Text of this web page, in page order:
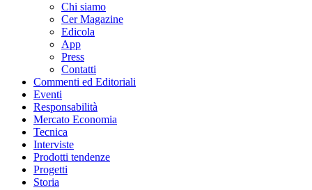
Chi siamo
Cer Magazine
Edicola
App
Press
Contatti
Commenti ed Editoriali
Eventi
Responsabilità
Mercato Economia
Tecnica
Interviste
Prodotti tendenze
Progetti
Storia